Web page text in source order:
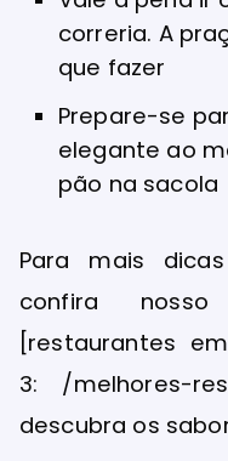
correria. A
que fazer
Prepare-se
elegante ao
pão na sacola
Para mais
confira
[restaurantes
3: /melhores-
descubra os